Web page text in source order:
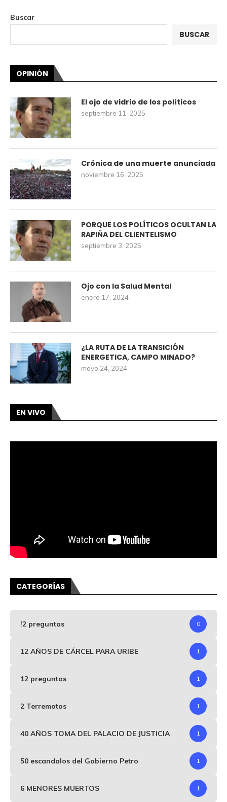
Buscar
BUSCAR
OPINIÓN
El ojo de vidrio de los políticos
septiembre 11, 2025
Crónica de una muerte anunciada
noviembre 16, 2025
PORQUE LOS POLÍTICOS OCULTAN LA
RAPIÑA DEL CLIENTELISMO
septiembre 3, 2025
Ojo con la Salud Mental
enero 17, 2024
¿LA RUTA DE LA TRANSICIÓN
ENERGETICA, CAMPO MINADO?
mayo 24, 2024
EN VIVO
CATEGORÍAS
!2 preguntas 0
12 AÑOS DE CÁRCEL PARA URIBE 1
12 preguntas 1
2 Terremotos 1
40 AÑOS TOMA DEL PALACIO DE JUSTICIA 1
50 escandalos del Gobierno Petro 1
6 MENORES MUERTOS 1